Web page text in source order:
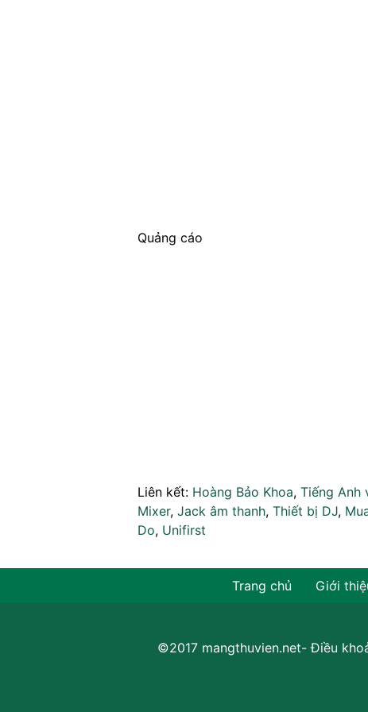
Quảng cáo
Liên kết: Hoàng Bảo Khoa, Tiếng Anh
Mixer, Jack âm thanh, Thiết bị DJ,
Do, Unifirst
Trang chủ Giới
©2017 mangthuvien.net-Điều